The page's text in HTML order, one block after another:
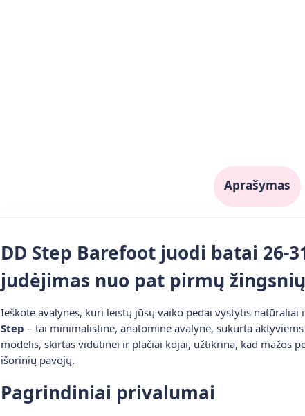
Aprašymas
DD Step Barefoot juodi batai 26-
judėjimas nuo pat pirmų žingsnių
Ieškote avalynės, kuri leistų jūsų vaiko pėdai vystytis natūraliai
Step – tai minimalistinė, anatominė avalynė, sukurta
modelis, skirtas vidutinei ir plačiai kojai, užtikrina, kad mažos
išorinių pavojų.
Pagrindiniai privalumai